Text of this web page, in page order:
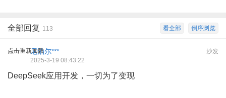
倒序浏览
看全部
全部回复 113
点击重新加载 沙发
尼泊尔***
2025-3-19 08:43:22
DeepSeek应用开发，一切为了变现